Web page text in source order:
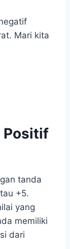
Mari kita
Positif
tanda
+5.
yang
memiliki
dari